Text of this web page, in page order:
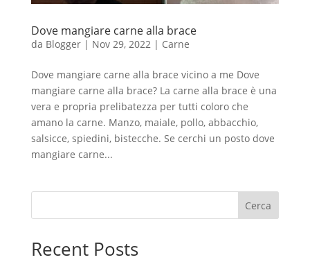
Dove mangiare carne alla brace
da Blogger| Nov 29, 2022| Carne
Dove mangiare carne alla brace vicino a me Dove
mangiare carne alla brace? La carne alla brace è una
vera e propria prelibatezza per tutti coloro che
amano la carne. Manzo, maiale, pollo, abbacchio,
salsicce, spiedini, bistecche. Se cerchi un posto dove
mangiare carne...
Cerca
Recent Posts